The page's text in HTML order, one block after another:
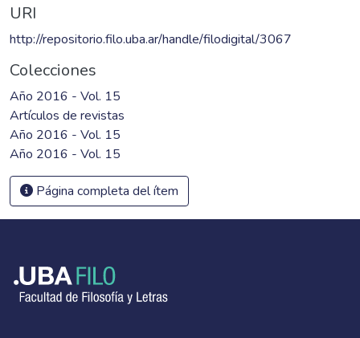
URI
http://repositorio.filo.uba.ar/handle/filodigital/3067
Colecciones
Año 2016 - Vol. 15
Artículos de revistas
Año 2016 - Vol. 15
Año 2016 - Vol. 15
Página completa del ítem